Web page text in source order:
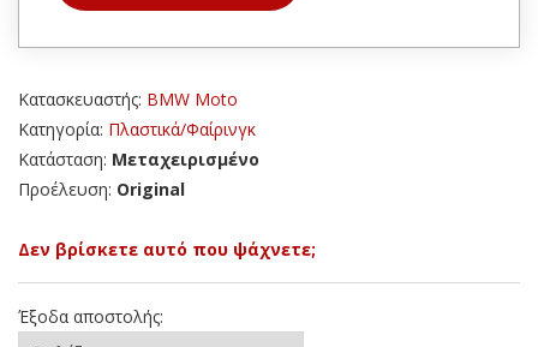
Κατασκευαστής: BMW Moto
Κατηγορία: Πλαστικά/Φαίρινγκ
Κατάσταση: Μεταχειρισμένο
Προέλευση: Original
Δεν βρίσκετε αυτό που ψάχνετε;
Έξοδα αποστολής: